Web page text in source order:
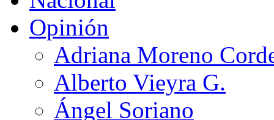
Opinión
Adriana Moreno
Alberto Vieyra G.
Ángel Soriano